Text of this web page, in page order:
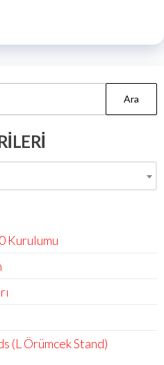
Kurulumu
(L Örümcek Stand)